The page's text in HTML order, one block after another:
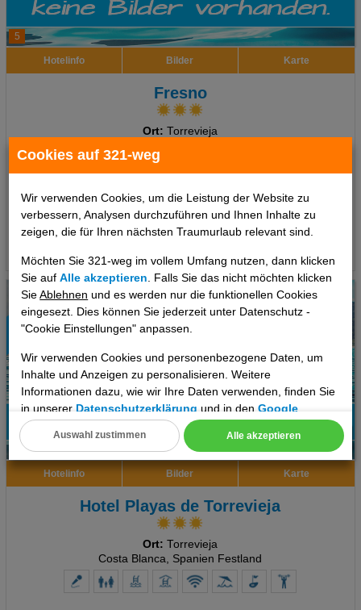
Cookies auf 321-weg
Wir verwenden Cookies, um die Leistung der Website zu
verbessern, Analysen durchzuführen und Ihnen Inhalte zu
zeigen, die für Ihren nächsten Traumurlaub relevant sind.
Möchten Sie 321-weg im vollem Umfang nutzen, dann klicken
Sie aufAlle akzeptieren . Falls Sie das nicht möchten klicken
SieAblehnen und es werden nur die funktionellen Cookies
eingesezt. Dies können Sie jederzeit unter Datenschutz -
"Cookie Einstellungen" anpassen.
Wir verwenden Cookies und personenbezogene Daten, um
Inhalte und Anzeigen zu personalisieren. Weitere
Informationen dazu, wie wir Ihre Daten verwenden, finden Sie
in unsererDatenschutzerklärung und in denGoogle
Datenschutz- und Nutzungsbedingungen
Cookie Einstellungen
Social Media Cookies
Advertising
Alle akzeptieren
Auswahl zustimmen
5
Hotelinfo Bilder Karte
Fresno
Ort: Torrevieja
7 Tage, Appartement, Ohne Verpflegung
ab 556 €
pro Person
Empfehlung
Hotelinfo Bilder Karte
Hotel Playas de Torrevieja
Ort: Torrevieja
Costa Blanca, Spanien Festland